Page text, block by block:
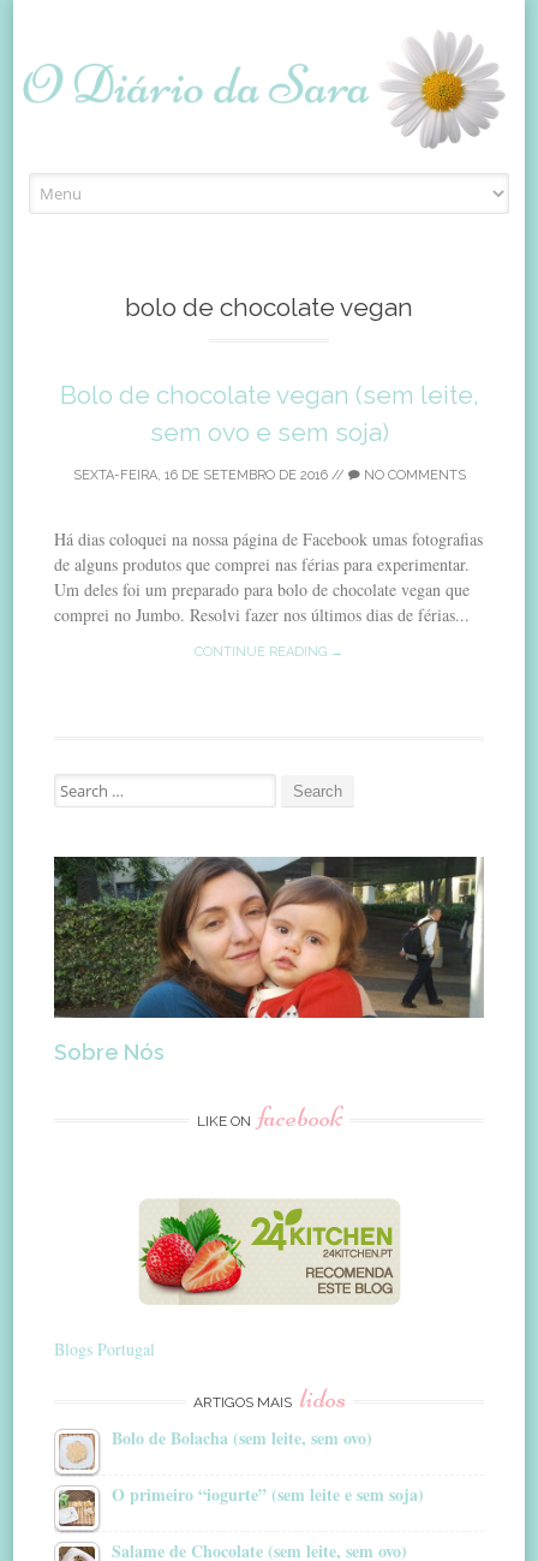
to
bolo de chocolate vegan
Bolo de chocolate vegan (sem leite,
sem ovo e sem soja)
SEXTA-FEIRA, 16 DE SETEMBRO DE 2016// NO COMMENTS
Há dias coloquei na nossa página de Facebook umas fotografias
de alguns produtos que comprei nas férias para experimentar.
Um deles foi um preparado para bolo de chocolate vegan que
comprei no Jumbo. Resolvi fazer nos últimos dias de férias...
CONTINUE READING →
Search
for:
Sobre Nós
LIKE ON facebook
Blogs Portugal
ARTIGOS MAIS lidos
Bolo de Bolacha (sem leite, sem ovo)
O primeiro “iogurte” (sem leite e sem soja)
Salame de Chocolate (sem leite, sem ovo)